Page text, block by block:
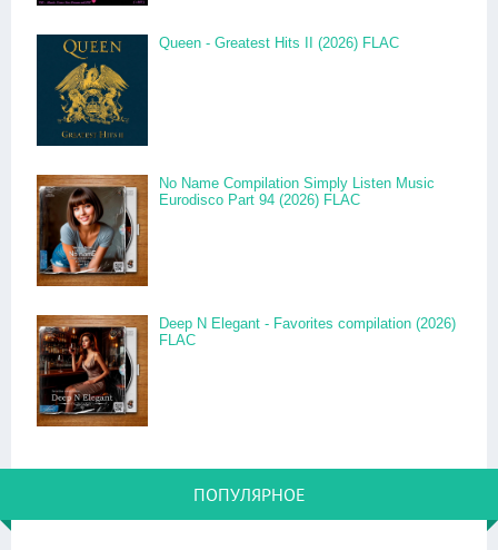
Queen - Greatest Hits II (2026) FLAC
No Name Compilation Simply Listen Music
Eurodisco Part 94 (2026) FLAC
Deep N Elegant - Favorites compilation (2026)
FLAC
ПОПУЛЯРНОЕ